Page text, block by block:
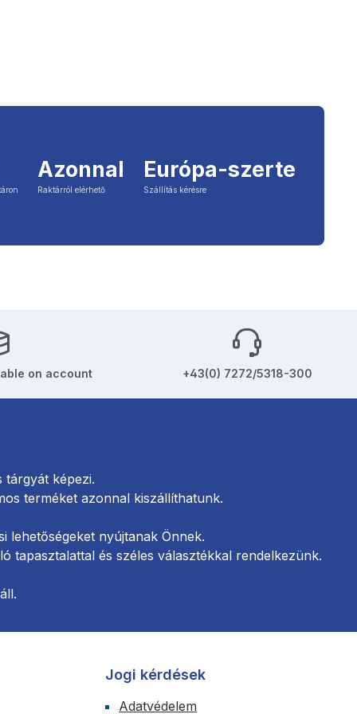
Azonnal
Raktárról elérhető
Európa-szerte
Szállítás kérésre
on account +43(0) 7272/5318-300
tárgyát képezi.
terméket azonnal kiszállíthatunk.
lehetőségeket nyújtanak Önnek.
tapasztalattal és széles választékkal rendelkezünk.
Jogi kérdések
Adatvédelem